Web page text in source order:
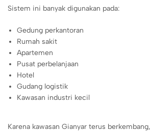
Sistem ini banyak digunakan pada:
Gedung perkantoran
Rumah sakit
Apartemen
Pusat perbelanjaan
Hotel
Gudang logistik
Kawasan industri kecil
Karena kawasan Gianyar terus